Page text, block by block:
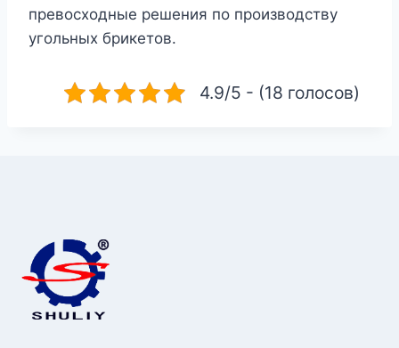
превосходные решения по производству
угольных брикетов.
4.9/5 - (18 голосов)